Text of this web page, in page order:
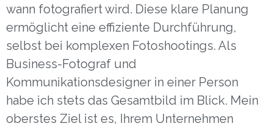
wann fotografiert wird. Diese klare Planung
ermöglicht eine effiziente Durchführung,
selbst bei komplexen Fotoshootings. Als
Business-Fotograf und
Kommunikationsdesigner in einer Person
habe ich stets das Gesamtbild im Blick. Mein
oberstes Ziel ist es, Ihrem Unternehmen